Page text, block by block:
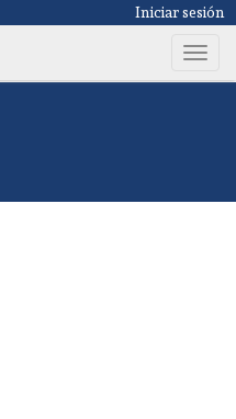
Iniciar sesión
T
o
n